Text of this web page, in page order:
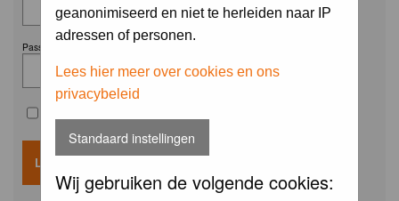
geanonimiseerd en niet te herleiden naar IP
adressen of personen.
Lees hier meer over cookies en ons
privacybeleid
Standaard instellingen
Wij gebruiken de volgende cookies:
Password: